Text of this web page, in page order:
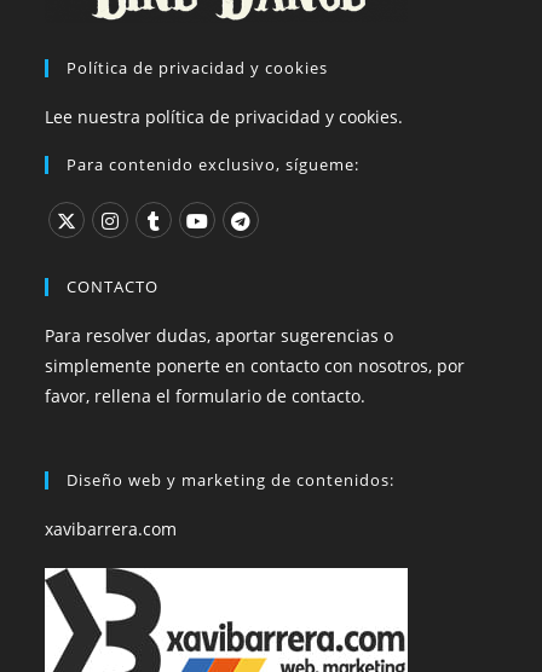
Política de privacidad y cookies
Lee nuestra política de privacidad y cookies.
Para contenido exclusivo, sígueme:
CONTACTO
Para resolver dudas, aportar sugerencias o
simplemente ponerte en contacto con nosotros, por
favor, rellena el formulario de contacto.
Diseño web y marketing de contenidos:
xavibarrera.com